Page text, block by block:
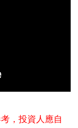
，投資人應自